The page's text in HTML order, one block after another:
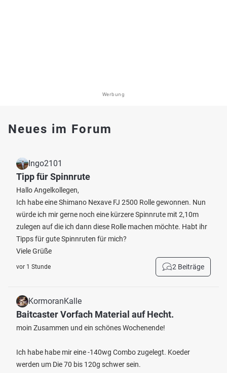
Werbung
Neues im Forum
Ingo2101
Tipp für Spinnrute
Hallo Angelkollegen,
Ich habe eine Shimano Nexave FJ 2500 Rolle gewonnen. Nun
würde ich mir gerne noch eine kürzere Spinnrute mit 2,10m
zulegen auf die ich dann diese Rolle machen möchte. Habt ihr
Tipps für gute Spinnruten für mich?
Viele Grüße
vor 1 Stunde 2 Beiträge
KormoranKalle
Baitcaster Vorfach Material auf Hecht.
moin Zusammen und ein schönes Wochenende!
Ich habe habe mir eine -140wg Combo zugelegt. Koeder
werden um Die 70 bis 120g schwer sein.